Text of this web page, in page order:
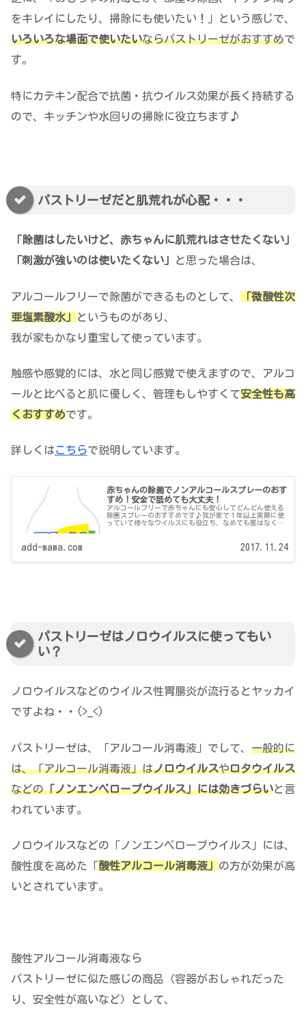
をキレイにしたり、掃除にも使いたい！」という感じで、
いろいろな場面で使いたいならパストリーゼがおすすめで
す。
特にカテキン配合で抗菌・抗ウイルス効果が長く持続する
ので、キッチンや水回りの掃除に役立ちます♪
パストリーゼだと肌荒れが心配・・・
「除菌はしたいけど、赤ちゃんに肌荒れはさせたくない」
「刺激が強いのは使いたくない」
と思った場合は、
アルコールフリーで除菌ができるものとして、
「微酸性次
亜塩素酸水」
というものがあり、
我が家もかなり重宝して使っています。
触感や感覚的には、水と同じ感覚で使えますので、アルコ
ールと比べると肌に優しく、管理もしやすくて安全性も高
くおすすめです。
詳しくはこちらで説明しています。
赤ちゃんの除菌でノンアルコールスプレーのおす
すめ！安全で舐めても大丈夫！
アルコールフリーで赤ちゃんにも安心してどんどん使える
除菌スプレーのおすすめです♪我が家で１年以上実際に使
っていて様々なウイルスにも役立ち、なめても害はなく気
add-mama.com 2017.11.24
パストリーゼはノロウイルスに使ってもい
い？
ノロウイルスなどのウイルス性胃腸炎が流行るとヤッカイ
ですよね・・(>_<)
パストリーゼは、「アルコール消毒液」でして、 一般的に
は、「アルコール消毒液」はノロウイルスやロタウイルス
などの「ノンエンベロープウイルス」には効きづらいと言
われています。
ノロウイルスなどの「ノンエンベロープウイルス」には、
酸性度を高めた「 酸性アルコール消毒液」 の方が効果が高
いとされています。
酸性アルコール消毒液なら
パストリーゼに似た感じの商品（容器がおしゃれだった
り、安全性が高いなど）として、